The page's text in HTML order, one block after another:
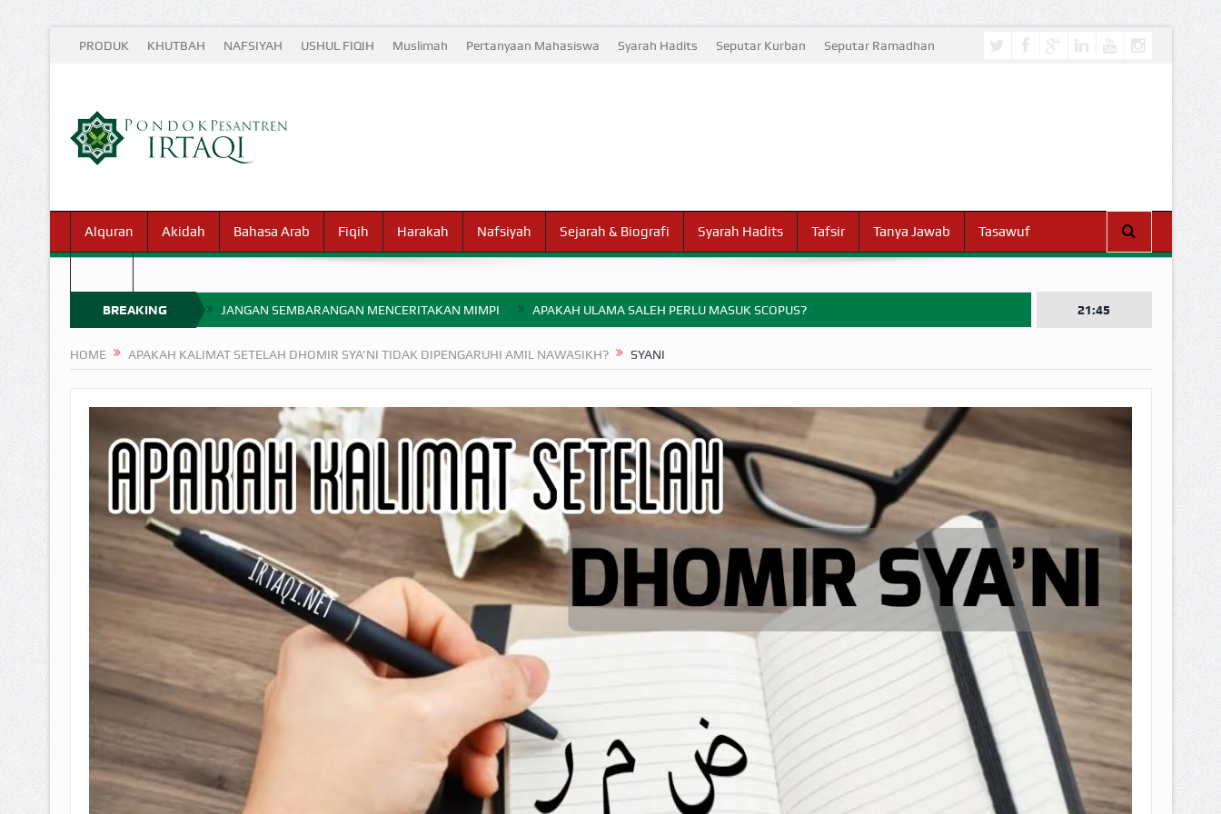
PRODUK KHUTBAH NAFSIYAH USHUL FIQIH Muslimah Pertanyaan Mahasiswa Syarah Hadits Seputar Kurban Seputar Ramadhan
Alquran Akidah Bahasa Arab Fiqih Harakah Nafsiyah Sejarah & Biografi Syarah Hadits Tafsir Tanya Jawab Tasawuf
BREAKING
NEWS
JANGAN SEMBARANGAN MENCERITAKAN MIMPI APAKAH ULAMA SALEH PERLU MASUK SCOPUS?
BAGAIMANA CARA MEMBAYAR ZAKAT UANG? UANG HARAM BISA MENJADI HALAL JIKA SEBAB KEPEMILIKANNYA BERUBAH
ISTIDLAL BATIL VS ISTIDLAL SYAR’I BAHASA CINTA KARENA ALLAH HUKUM MEMBAYAR ZAKAT DENGAN CARA MENGANGSUR
HUKUM MEMBAYAR ZAKAT KEPADA KERABAT SENDIRI
21:45
HOME APAKAH KALIMAT SETELAH DHOMIR SYA’NI TIDAK DIPENGARUHI AMIL NAWASIKH? SYANI